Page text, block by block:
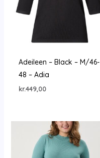
Adeileen – Black – M/46-
48 – Adia
kr.449,00